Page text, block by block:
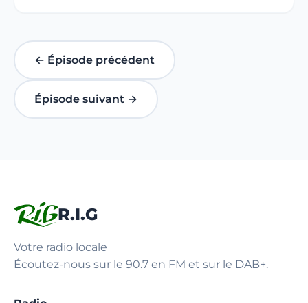
← Épisode précédent
Épisode suivant →
R.I.G
Votre radio locale
Écoutez-nous sur le 90.7 en FM et sur le DAB+.